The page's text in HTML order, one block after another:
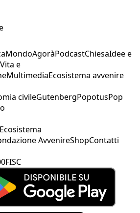
MondoAgoràPodcastChiesaIdee e
Vita e
MultimediaEcosistema avvenire
civileGutenbergPopotusPop
Ecosistema
AvvenireShopContatti
FISC